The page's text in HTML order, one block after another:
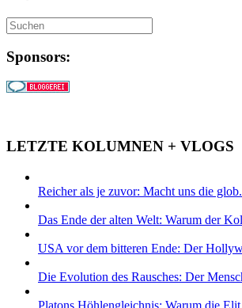
Sponsors:
LETZTE KOLUMNEN + VLOGS
Reicher als je zuvor: Macht uns die
Das Ende der alten Welt: Warum der
USA vor dem bitteren Ende: Der
Die Evolution des Rausches: Der
Platons Höhlengleichnis: Warum die